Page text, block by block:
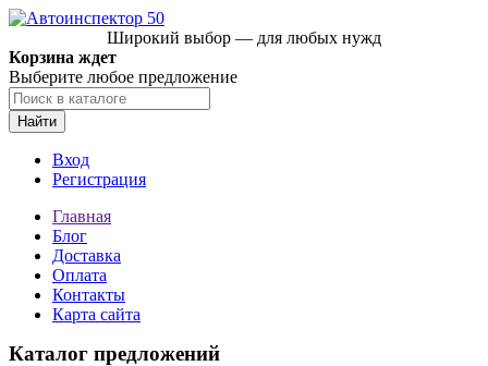
Широкий выбор — для любых нужд
Корзина ждет
Выберите любое предложение
Найти
Вход
Регистрация
Главная
Блог
Доставка
Оплата
Контакты
Карта сайта
Каталог предложений